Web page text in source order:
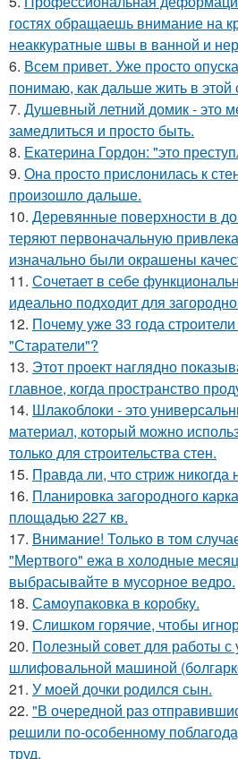
гостях обращаешь внимание на
неаккуратные швы в ванной и
6. Всем привет. Уже просто
понимаю, как дальше жить в этой
7. Душевный летний домик - это
замедлиться и просто быть.
8. Екатерина Гордон: "это
9. Она просто прислонилась к
произошло дальше.
10. Деревянные поверхности в
теряют первоначальную
изначально были окрашены
11. Сочетает в себе
идеально подходит для
12. Почему уже 33 года
"Старатели"?
13. Этот проект наглядно
главное, когда пространство
14. Шлакоблоки - это
материал, который можно
только для строительства стен.
15. Правда ли, что стриж никогда
16. Планировка загородного
площадью 227 кв.
17. Внимание! Только в том
"Мертвого" ежа в холодные
выбрасывайте в мусорное ведро.
18. Самоупаковка в коробку.
19. Слишком горячие, чтобы
20. Полезный совет для работы с
шлифовальной машиной
21. У моей дочки родился сын.
22. "В очередной раз
решили по-особенному
труд.